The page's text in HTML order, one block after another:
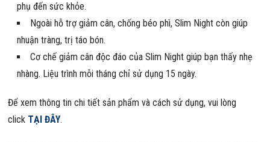
phụ đến sức khỏe.
Ngoài hỗ trợ giảm cân, chống béo phì, Slim Night còn giúp
nhuận tràng, trị táo bón.
Cơ chế giảm cân độc đáo của Slim Night giúp bạn thấy nhẹ
nhàng. Liệu trình mỗi tháng chỉ sử dụng 15 ngày.
Để xem thông tin chi tiết sản phẩm và cách sử dụng, vui lòng
click TẠI ĐÂY.